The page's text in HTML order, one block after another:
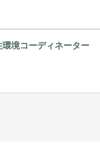
環境コーディネーター